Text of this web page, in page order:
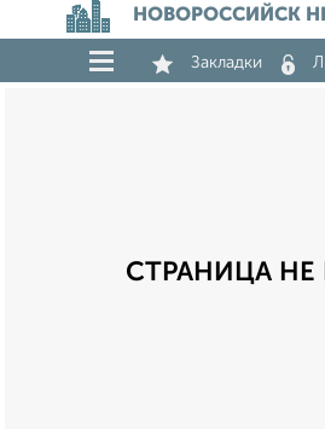
НОВОРОССИЙСК
Закладки
СТРАНИЦА НЕ